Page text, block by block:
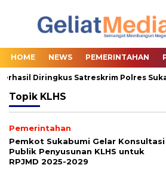
HOME NEWS PEMERINTAHAN
Diringkus Satreskrim Polres
Topik KLHS
Pemerintahan
Pemkot Sukabumi Gelar Konsultasi
Publik Penyusunan KLHS untuk
RPJMD 2025-2029